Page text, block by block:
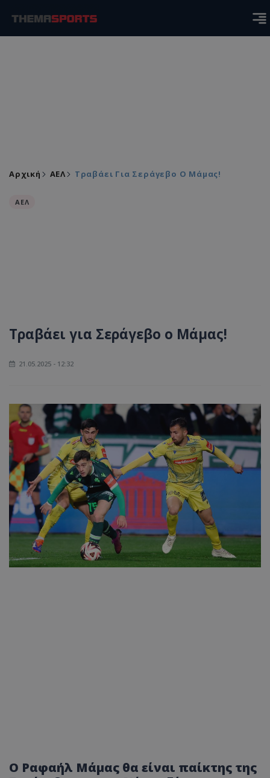
Αρχική ΑΕΛ Τραβάει Για Σεράγεβο Ο Μάμας!
ΑΕΛ
Τραβάει για Σεράγεβο ο Μάμας!
21.05.2025 - 12:32
Ο Ραφαήλ Μάμας θα είναι παίκτης της